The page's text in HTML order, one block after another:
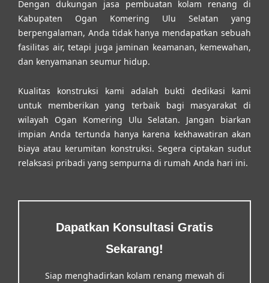
Dengan dukungan jasa pembuatan kolam renang di
Kabupaten Ogan Komering Ulu Selatan yang
berpengalaman, Anda tidak hanya mendapatkan sebuah
fasilitas air, tetapi juga jaminan keamanan, kemewahan,
dan kenyamanan seumur hidup.
Kualitas konstruksi kami adalah bukti dedikasi kami
untuk memberikan yang terbaik bagi masyarakat di
wilayah Ogan Komering Ulu Selatan. Jangan biarkan
impian Anda tertunda hanya karena kekhawatiran akan
biaya atau kerumitan konstruksi. Segera ciptakan sudut
relaksasi pribadi yang sempurna di rumah Anda hari ini.
Dapatkan Konsultasi Gratis
Sekarang!
Siap menghadirkan kolam renang mewah di